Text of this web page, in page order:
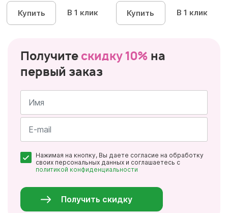
диантусов, х...
Купить В 1 клик Купить В 1 клик
Получите скидку 10% на
первый заказ
Имя
*
Нажимая на кнопку, Вы даете согласие на обработку
своих персональных данных и соглашаетесь с
политикой конфиденциальности
Получить скидку